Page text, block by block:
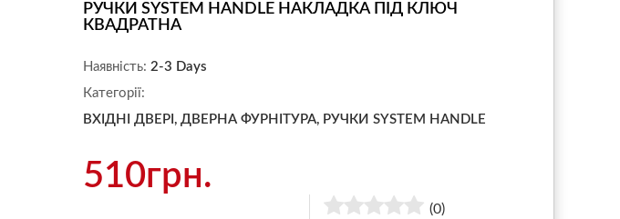
РУЧКИ SYSTEM HANDLE НАКЛАДКА ПІД КЛЮЧ
КВАДРАТНА
Наявність: 2-3 Days
Категорії:
ВХІДНІ ДВЕРІ, ДВЕРНА ФУРНІТУРА, РУЧКИ SYSTEM HANDLE
510грн.
(0)